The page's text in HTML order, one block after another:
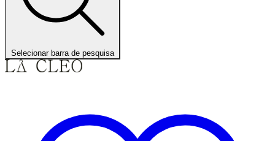
Selecionar barra de pesquisa